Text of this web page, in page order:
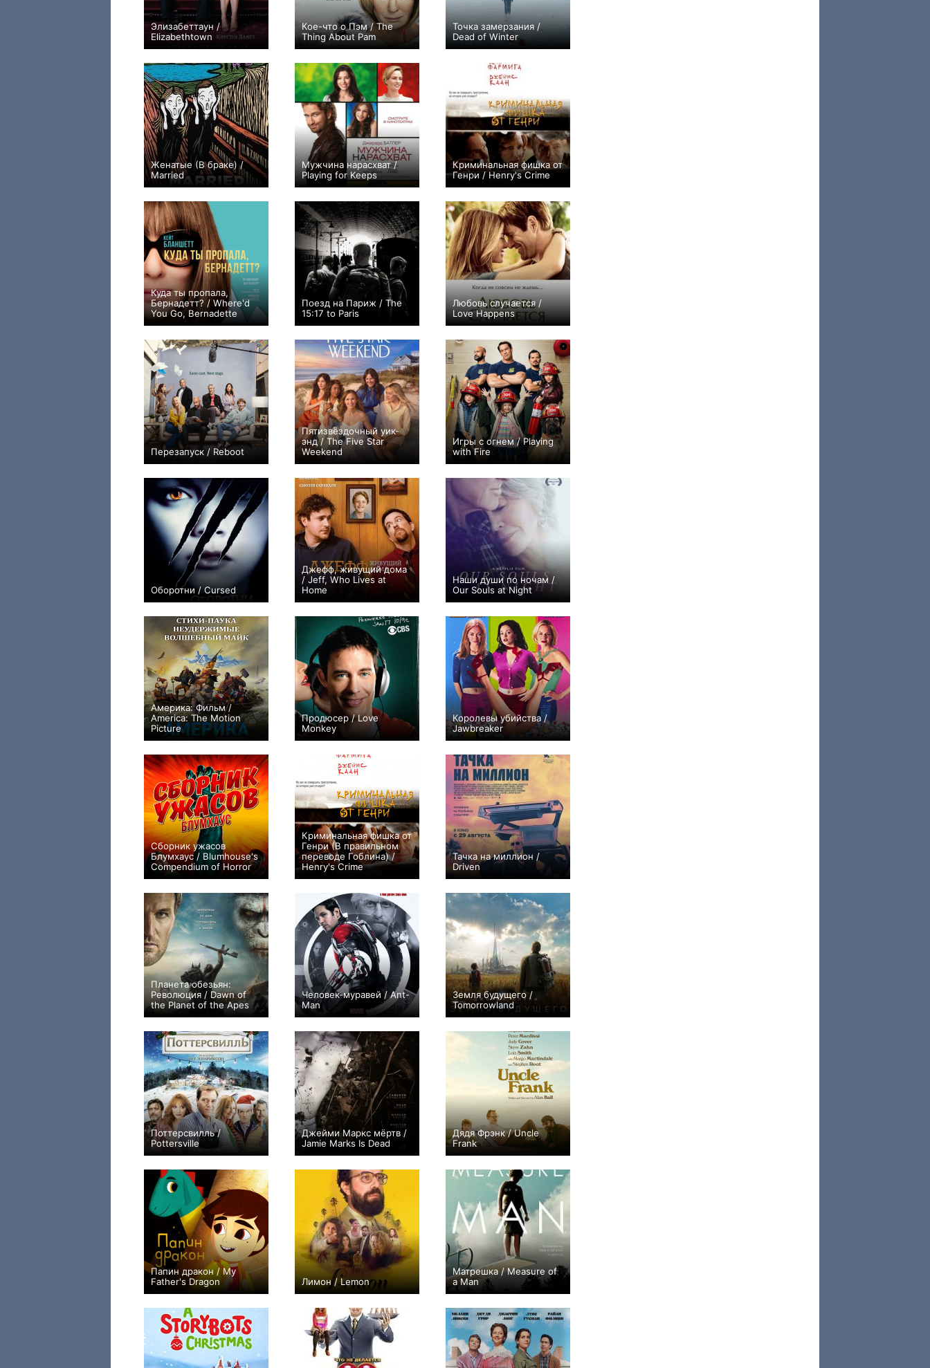
Элизабеттаун /
Elizabethtown
+16
Кое-что о Пэм / The
Thing About Pam
+20 6 227
Точка замерзания /
Dead of Winter
+33
Женатые (В браке) /
Married
+17 10 55
Мужчина нарасхват /
Playing for Keeps
+13
Криминальная фишка от
Генри / Henry's Crime
+17
Куда ты пропала,
Бернадетт? / Where'd
You Go, Bernadette
+40
Поезд на Париж / The
15:17 to Paris
+7
Любовь случается /
Love Happens
+9
Перезапуск / Reboot
+11 8 126
Пятизвёздочный уик-
энд / The Five Star
Weekend
+3 8 104
Игры с огнем / Playing
with Fire
+9
Оборотни / Cursed
+12
Джефф, живущий дома
/ Jeff, Who Lives at
Home
+4
Наши души по ночам /
Our Souls at Night
+3
Америка: Фильм /
America: The Motion
Picture
+13
Продюсер / Love
Monkey
0 8 8
Королевы убийства /
Jawbreaker
+2
Сборник ужасов
Блумхаус / Blumhouse's
Compendium of Horror
0 5 41
Криминальная фишка от
Генри (В правильном
переводе Гоблина) /
Henry's Crime
+2
Тачка на миллион /
Driven
+4
Планета обезьян:
Революция / Dawn of
the Planet of the Apes
0
Человек-муравей / Ant-
Man
+1
Земля будущего /
Tomorrowland
+1
Поттерсвилль /
Pottersville
+3
Джейми Маркс мёртв /
Jamie Marks Is Dead
0
Дядя Фрэнк / Uncle
Frank
+5
Папин дракон / My
Father's Dragon
0
Лимон / Lemon
+1
Матрешка / Measure of
a Man
0